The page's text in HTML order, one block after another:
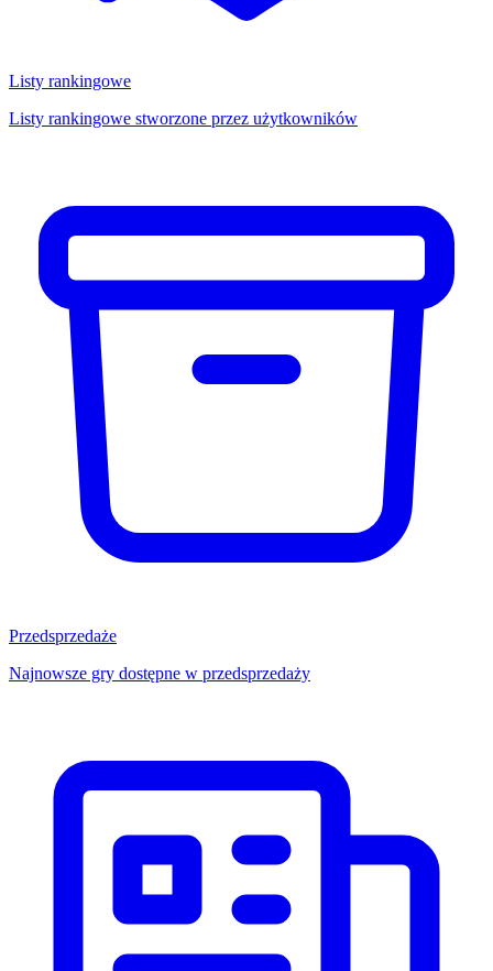
Listy rankingowe
Listy rankingowe stworzone przez użytkowników
Przedsprzedaże
Najnowsze gry dostępne w przedsprzedaży